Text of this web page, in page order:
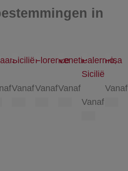
in
Sicilië
Vanaf
Florence
Vanaf
Venetië
Vanaf
Palermo,
Sicilië
Vanaf
Pisa
Vanaf